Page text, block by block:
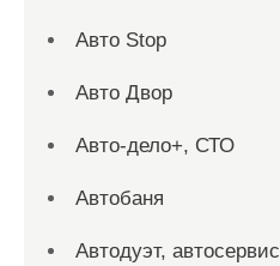
Авто Stop
Авто Двор
Авто-дело+, СТО
Автобаня
Автодуэт, автосервис